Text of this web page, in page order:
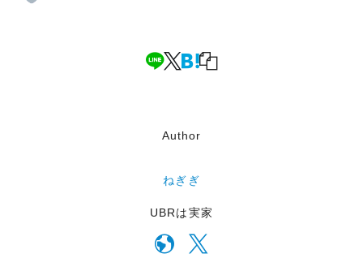
Author
ねぎぎ
UBRは実家